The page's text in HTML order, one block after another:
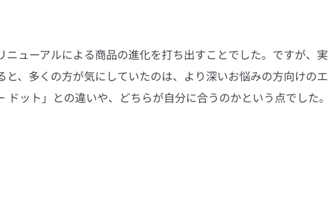
ューアルによる商品の進化を打ち出すことでした。ですが、実
、多くの方が気にしていたのは、より深いお悩みの方向けのエ
ット」との違いや、どちらが自分に合うのかという点でした。